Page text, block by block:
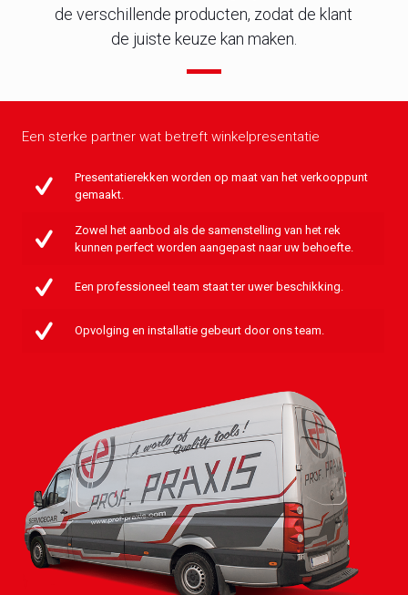
de verschillende producten, zodat de klant
de juiste keuze kan maken.
Een sterke partner wat betreft winkelpresentatie
Presentatierekken worden op maat van het verkooppunt
gemaakt.
Zowel het aanbod als de samenstelling van het rek
kunnen perfect worden aangepast naar uw behoefte.
Een professioneel team staat ter uwer beschikking.
Opvolging en installatie gebeurt door ons team.